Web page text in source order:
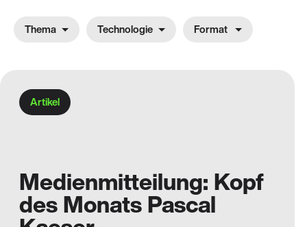
Thema Technologie Format
Artikel
Medienmitteilung: Kopf
des Monats Pascal